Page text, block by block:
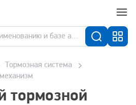
Тормозная система
тормозной